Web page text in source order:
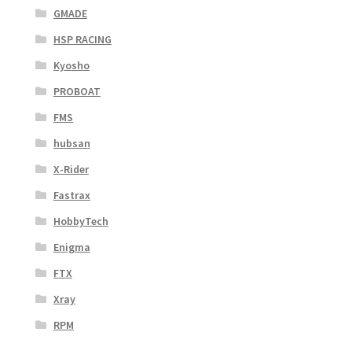
GMADE
HSP RACING
Kyosho
PROBOAT
FMS
hubsan
X-Rider
Fastrax
HobbyTech
Enigma
FTX
Xray
RPM